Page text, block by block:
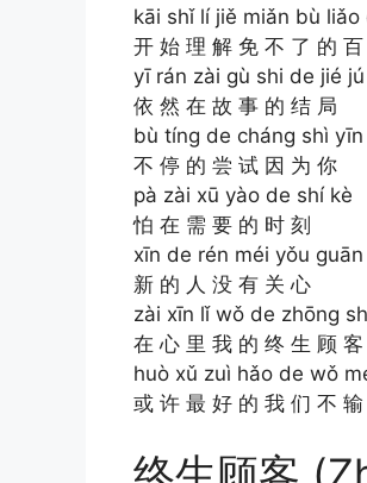
kāi shǐ lí jiě miǎn bù
开 始 理 解 免 不 了 的
yī rán zài gù shi de jié jú
依 然 在 故 事 的 结 局
bù tíng de cháng shì
不 停 的 尝 试 因 为 你
pà zài xū yào de shí kè
怕 在 需 要 的 时 刻
xīn de rén méi yǒu guān
新 的 人 没 有 关 心
zài xīn lǐ wǒ de zhōng
在 心 里 我 的 终 生 顾 客
huò xǔ zuì hǎo de wǒ
或 许 最 好 的 我 们 不 输